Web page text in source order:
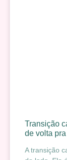
Transição
de volta
A transição